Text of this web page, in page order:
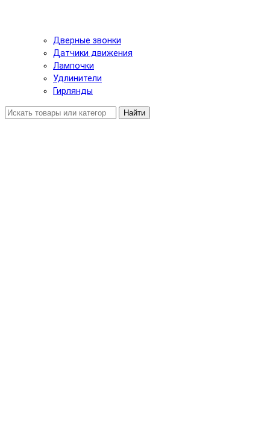
Дверные звонки
Датчики движения
Лампочки
Удлинители
Гирлянды
Найти